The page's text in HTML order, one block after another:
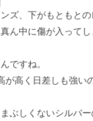
ズ、下がもともとの
ん中に傷が入ってし
ですね。
が高く日差しも強い
ぶしくないシルバ